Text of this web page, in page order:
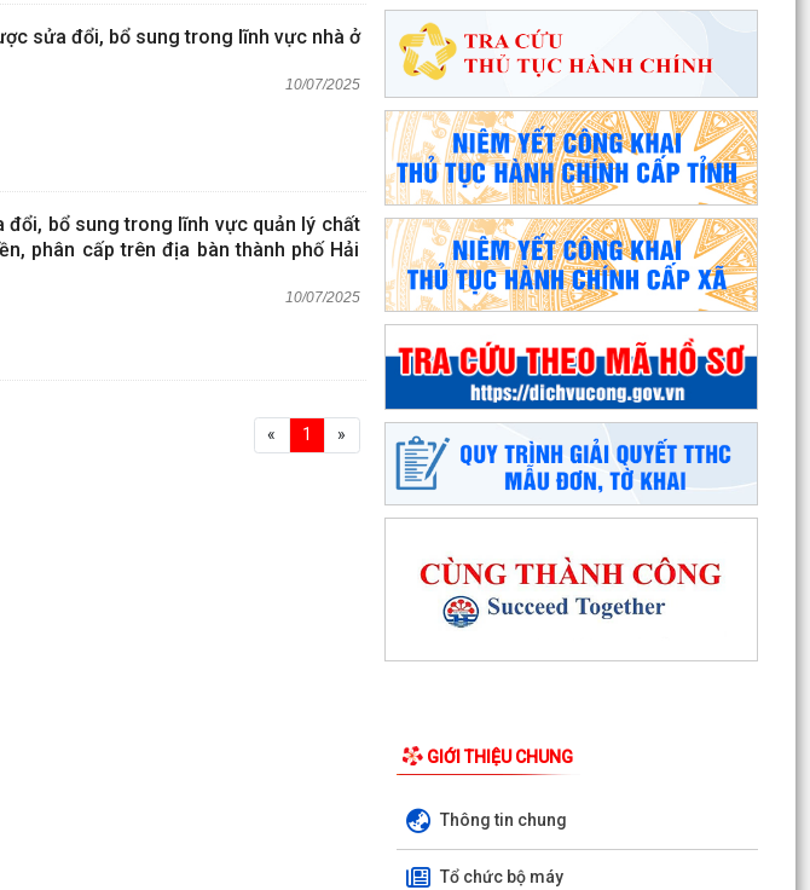
sửa đổi, bổ sung trong lĩnh vực nhà ở
10/07/2025
đổi, bổ sung trong lĩnh vực quản lý chất
phân cấp trên địa bàn thành phố Hải
10/07/2025
« 1 »
GIỚI THIỆU CHUNG
Thông tin chung
Tổ chức bộ máy